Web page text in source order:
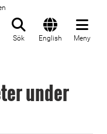
Sök English Meny
under